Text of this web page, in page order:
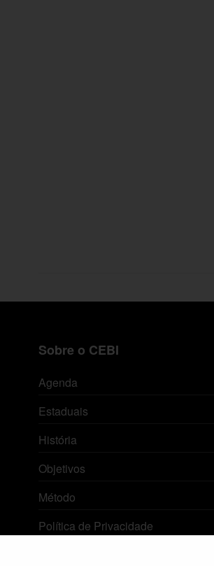
Sobre o CEBI
Agenda
Estaduais
História
Objetivos
Método
Política de Privacidade